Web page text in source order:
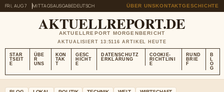
FRI, AUG 7 MITTAGSAUSGABEDEUTSCH ÜBER UNSKONTAKTGESCHICHTE
AKTUELLREPORT.DE
AKTUELLREPORT MORGENBERICHT
AKTUALISIERT 13:5116 ARTIKEL HEUTE
STAR
TSEIT
E
ÜBE
R
UNS
KON
TAK
T
GESC
HICHT
E
DATENSCHUTZ
ERKLÄRUNG
COOKIE-
RICHTLINI
E
RUND
BRIE
F
B
L
O
G